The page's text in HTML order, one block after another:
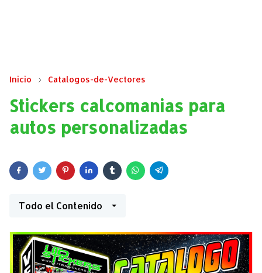
Inicio Catalogos-de-Vectores
Stickers calcomanias para
autos personalizadas
Todo el Contenido